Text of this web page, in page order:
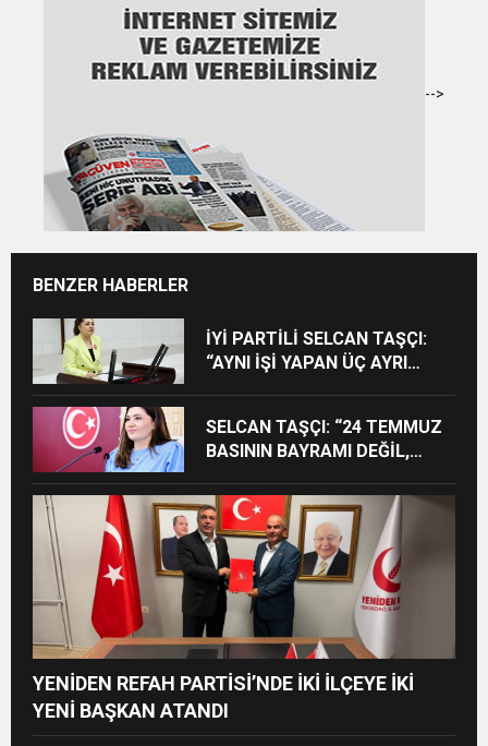
-->
BENZER HABERLER
İYİ PARTİLİ SELCAN TAŞÇI:
“AYNI İŞİ YAPAN ÜÇ AYRI
SELCAN TAŞÇI: “24 TEMMUZ
BASININ BAYRAMI DEĞİL,
YENİDEN REFAH PARTİSİ’NDE İKİ İLÇEYE İKİ
YENİ BAŞKAN ATANDI